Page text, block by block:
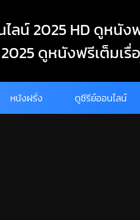
ลน์ 2025 HD ดูหนัง
2025 ดูหนังฟรีเต็มเรื่
หนังฝรั่ง ดูซีรีย์ออนไลน์